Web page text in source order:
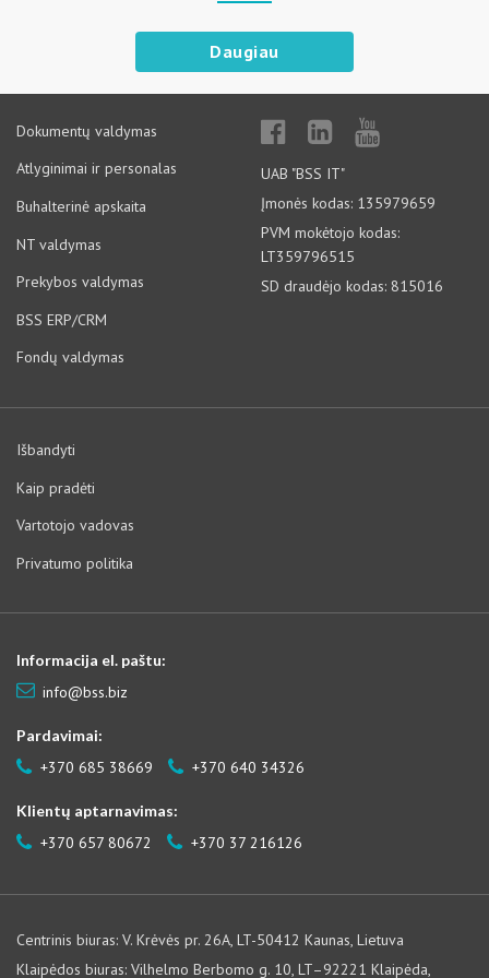
Daugiau
Dokumentų valdymas
Atlyginimai ir personalas
Buhalterinė apskaita
NT valdymas
Prekybos valdymas
BSS ERP/CRM
Fondų valdymas
UAB "BSS IT"
Įmonės kodas: 135979659
PVM mokėtojo kodas:
LT359796515
SD draudėjo kodas: 815016
Išbandyti
Kaip pradėti
Vartotojo vadovas
Privatumo politika
Informacija el. paštu:
info@bss.biz
Pardavimai:
+370 685 38669 +370 640 34326
Klientų aptarnavimas:
+370 657 80672 +370 37 216126
Centrinis biuras: V. Krėvės pr. 26A, LT-50412 Kaunas, Lietuva
Klaipėdos biuras: Vilhelmo Berbomo g. 10, LT–92221 Klaipėda,